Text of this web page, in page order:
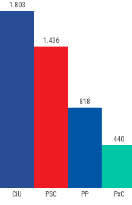
CiU PSC PP PxC
1.803
1.436
818
440